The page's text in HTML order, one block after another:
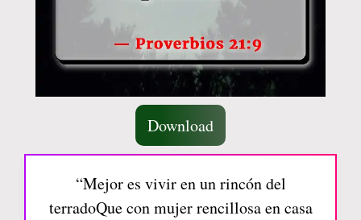
Download
“Mejor es vivir en un rincón del
terradoQue con mujer rencillosa en casa